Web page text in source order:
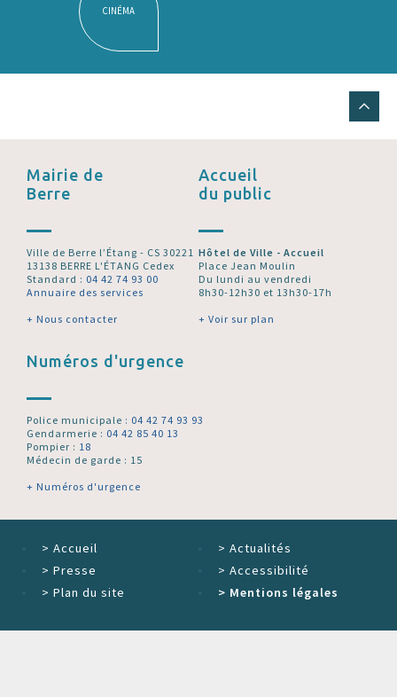
CINÉMA
Mairie de
Berre
Ville de Berre l’Étang - CS 30221
13138 BERRE L'ÉTANG Cedex
Standard : 04 42 74 93 00
Annuaire des services
+ Nous contacter
Accueil
du public
Hôtel de Ville - Accueil
Place Jean Moulin
Du lundi au vendredi
8h30-12h30 et 13h30-17h
+ Voir sur plan
Numéros d'urgence
Police municipale : 04 42 74 93 93
Gendarmerie : 04 42 85 40 13
Pompier : 18
Médecin de garde : 15
+ Numéros d'urgence
> Accueil > Actualités
> Presse > Accessibilité
> Plan du site > Mentions légales